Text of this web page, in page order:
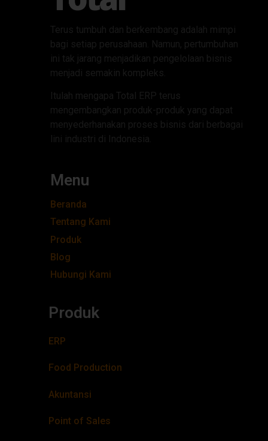
Terus tumbuh dan berkembang adalah mimpi
bagi setiap perusahaan. Namun, pertumbuhan
ini tak jarang menjadikan pengelolaan bisnis
menjadi semakin kompleks.
Itulah mengapa Total ERP terus
mengembangkan produk-produk yang dapat
menyederhanakan proses bisnis dari berbagai
lini industri di Indonesia.
Menu
Beranda
Tentang Kami
Produk
Blog
Hubungi Kami
Produk
ERP
Food Production
Akuntansi
Point of Sales